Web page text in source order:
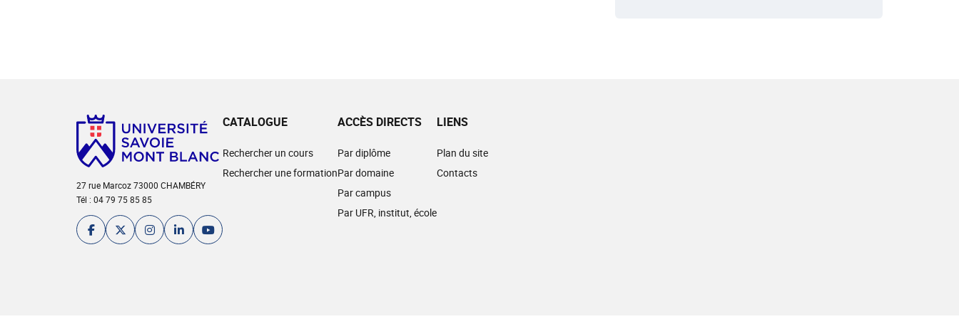
27 rue Marcoz 73000 CHAMBÉRY
Tél : 04 79 75 85 85
CATALOGUE
Rechercher un cours
Rechercher une formation
ACCÈS DIRECTS
Par diplôme
Par domaine
Par campus
Par UFR, institut, école
LIENS
Plan du site
Contacts